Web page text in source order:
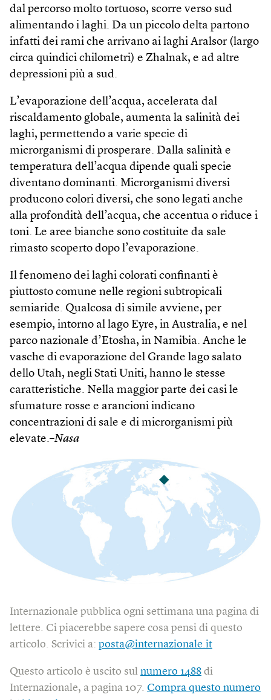
dal percorso molto tortuoso, scorre verso sud
alimentando i laghi. Da un piccolo delta partono
infatti dei rami che arrivano ai laghi Aralsor (largo
circa quindici chilometri) e Zhalnak, e ad altre
depressioni più a sud.
L’evaporazione dell’acqua, accelerata dal
riscaldamento globale, aumenta la salinità dei
laghi, permettendo a varie specie di
microrganismi di prosperare. Dalla salinità e
temperatura dell’acqua dipende quali specie
diventano dominanti. Microrganismi diversi
producono colori diversi, che sono legati anche
alla profondità dell’acqua, che accentua o riduce i
toni. Le aree bianche sono costituite da sale
rimasto scoperto dopo l’evaporazione.
Il fenomeno dei laghi colorati confinanti è
piuttosto comune nelle regioni subtropicali
semiaride. Qualcosa di simile avviene, per
esempio, intorno al lago Eyre, in Australia, e nel
parco nazionale d’Etosha, in Namibia. Anche le
vasche di evaporazione del Grande lago salato
dello Utah, negli Stati Uniti, hanno le stesse
caratteristiche. Nella maggior parte dei casi le
sfumature rosse e arancioni indicano
concentrazioni di sale e di microrganismi più
elevate.–Nasa
Internazionale pubblica ogni settimana una pagina di
lettere. Ci piacerebbe sapere cosa pensi di questo
articolo. Scrivici a: posta@internazionale.it
Questo articolo è uscito sul numero 1488 di
Internazionale, a pagina 107. Compra questo numero